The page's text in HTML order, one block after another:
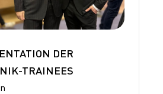
DER
TRAINEES